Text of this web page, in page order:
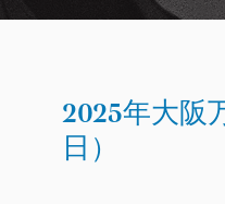
2025年大阪
日）